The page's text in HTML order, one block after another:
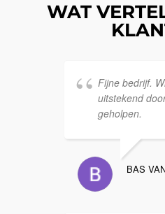
WAT
Fijne bedrijf.
uitstekend
geholpen.
BAS